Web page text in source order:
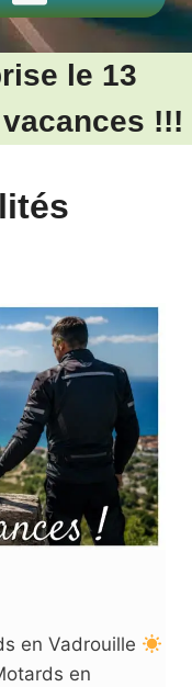
le 13
!!!
en Vadrouille
en